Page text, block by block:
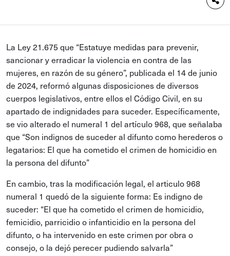
La Ley 21.675 que “Estatuye medidas para prevenir,
sancionar y erradicar la violencia en contra de las
mujeres, en razón de su género”, publicada el 14 de junio
de 2024, reformó algunas disposiciones de diversos
cuerpos legislativos, entre ellos el Código Civil, en su
apartado de indignidades para suceder. Específicamente,
se vio alterado el numeral 1 del artículo 968, que señalaba
que “Son indignos de suceder al difunto como herederos o
legatarios: El que ha cometido el crimen de homicidio en
la persona del difunto”
En cambio, tras la modificación legal, el articulo 968
numeral 1 quedó de la siguiente forma: Es indigno de
suceder: “El que ha cometido el crimen de homicidio,
femicidio, parricidio o infanticidio en la persona del
difunto, o ha intervenido en este crimen por obra o
consejo, o la dejó perecer pudiendo salvarla”